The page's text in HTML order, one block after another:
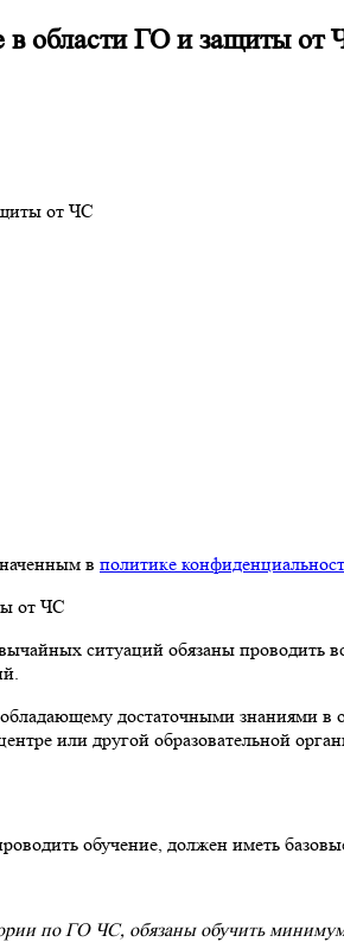
области ГО и защиты от
от ЧС
в политике
ситуаций обязаны
достаточными знаниями
или другой образовательной
обучение, должен иметь
по ГО ЧС, обязаны обучить